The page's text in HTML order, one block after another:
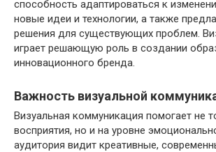
способность адаптироваться к
новые идеи и технологии, а также
решения для существующих проблем.
играет решающую роль в создании
инновационного бренда.
Важность визуальной
Визуальная коммуникация помогает не
восприятия, но и на уровне
аудитория видит креативные,